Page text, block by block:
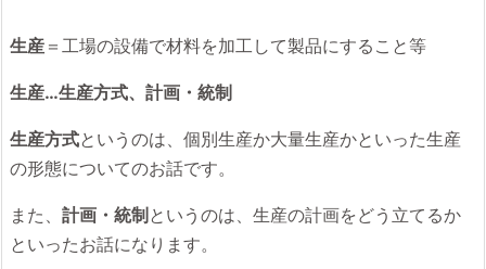
生産 ＝工場の設備で材料を加工して製品にすること等
生産…生産方式、計画・統制
生産方式というのは、個別生産か大量生産かといった生産
の形態についてのお話です。
また、 計画・統制 というのは、生産の計画をどう立てるか
といったお話になります。